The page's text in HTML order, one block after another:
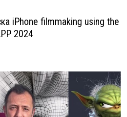
iPhone filmmaking using the
2024